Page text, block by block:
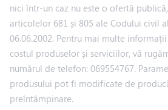
nici într-un caz nu este o ofertă
articolelor 681 și 805 ale Codului civil
06.06.2002. Pentru mai multe
costul produselor și serviciilor, vă
numărul de telefon: 069554767.
produsului pot fi modificate de
preîntâmpinare.